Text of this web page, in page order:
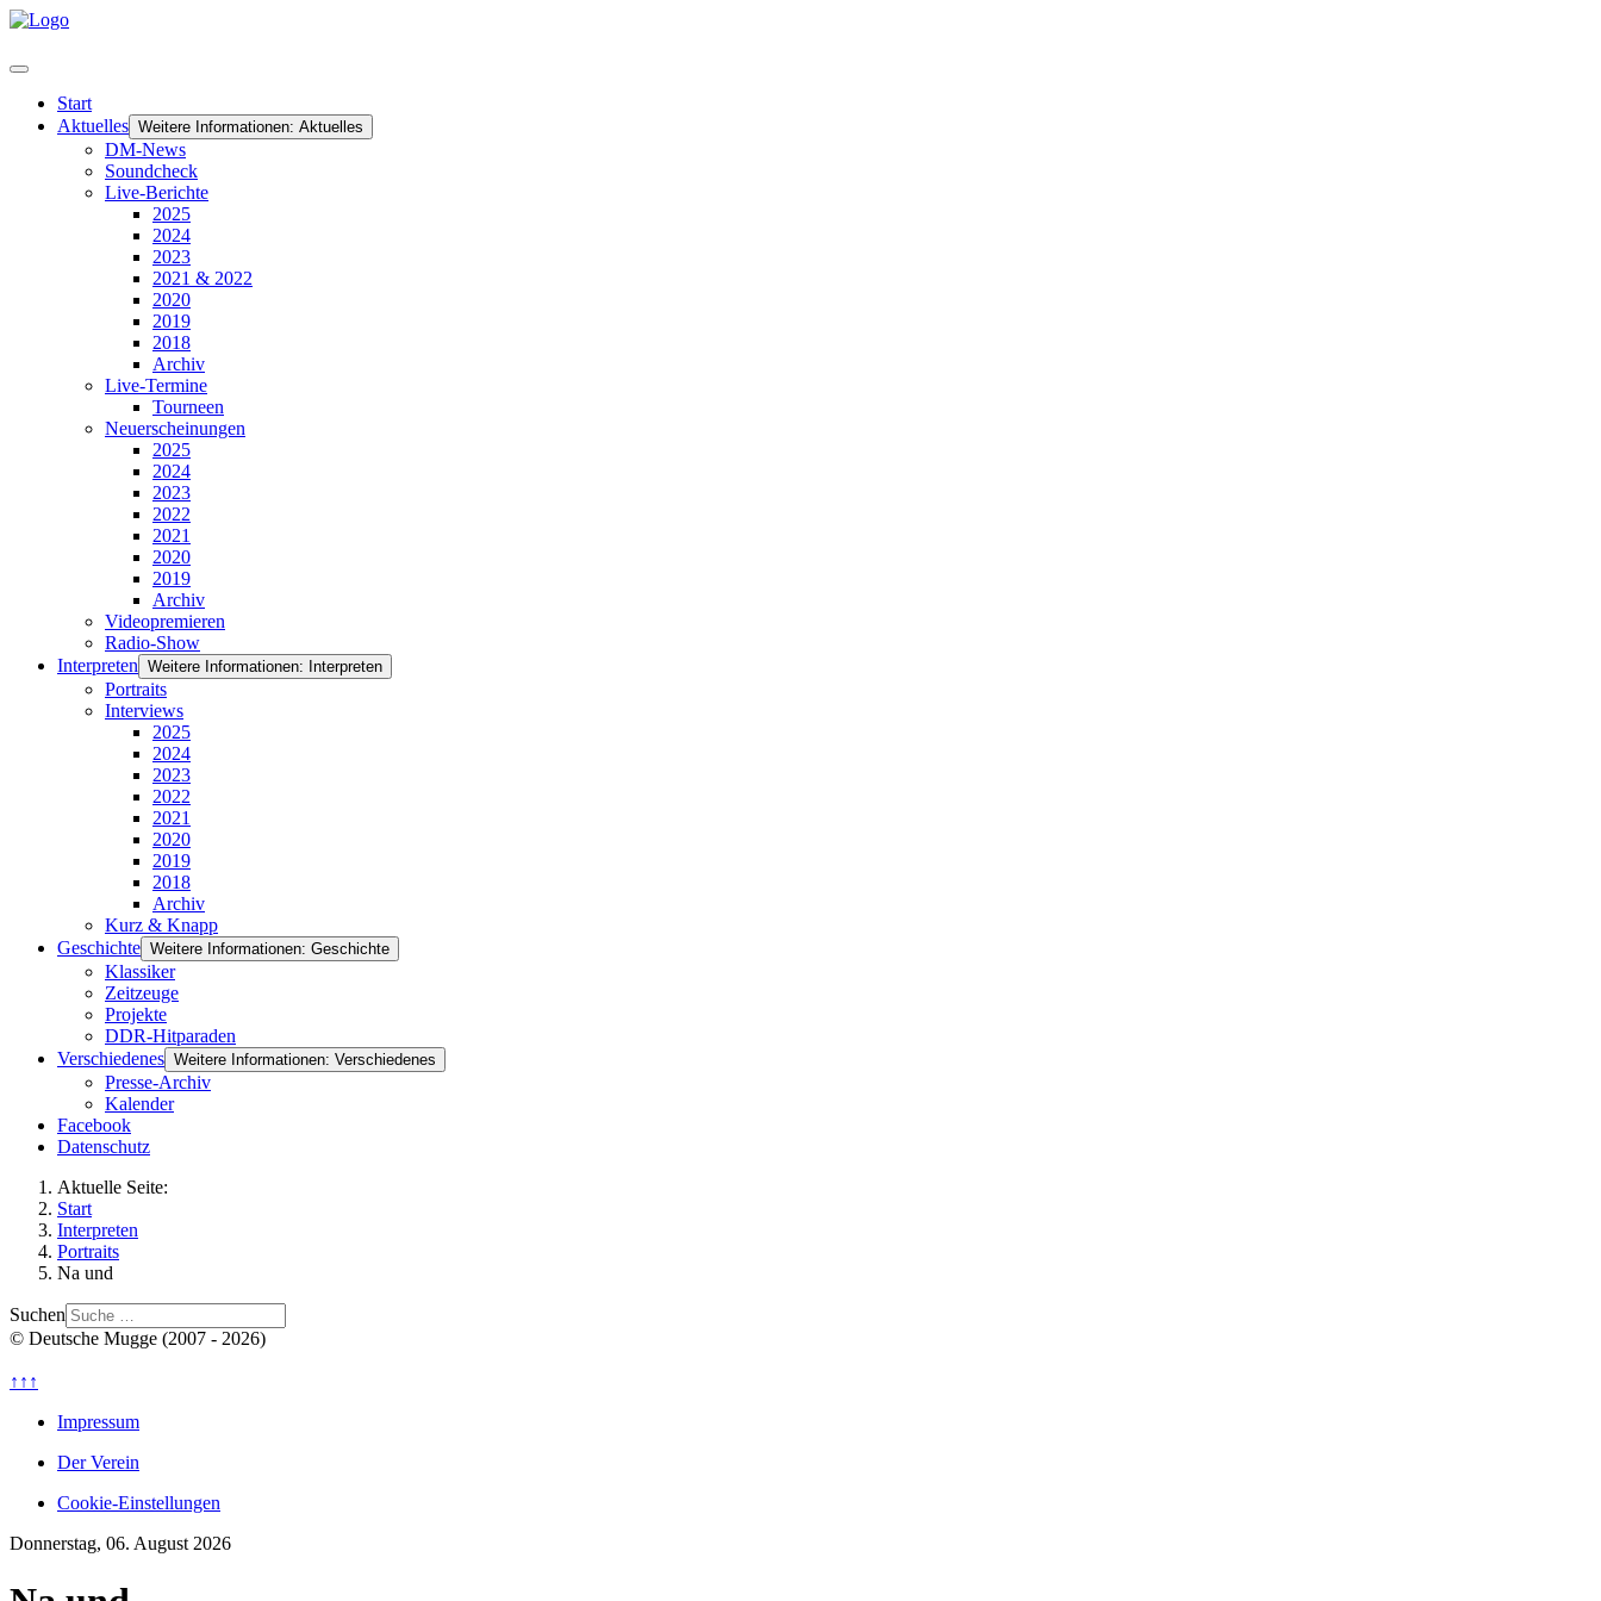
Start
Aktuelles Weitere Informationen: Aktuelles
DM-News
Soundcheck
Live-Berichte
2025
2024
2023
2021 & 2022
2020
2019
2018
Archiv
Live-Termine
Tourneen
Neuerscheinungen
2025
2024
2023
2022
2021
2020
2019
Archiv
Videopremieren
Radio-Show
Interpreten Weitere Informationen: Interpreten
Portraits
Interviews
2025
2024
2023
2022
2021
2020
2019
2018
Archiv
Kurz & Knapp
Geschichte Weitere Informationen: Geschichte
Klassiker
Zeitzeuge
Projekte
DDR-Hitparaden
Verschiedenes Weitere Informationen: Verschiedenes
Presse-Archiv
Kalender
Facebook
Datenschutz
Aktuelle Seite:
Start
Interpreten
Portraits
Na und
Suchen
© Deutsche Mugge (2007 - 2026)
↑↑↑
Impressum
Der Verein
Cookie-Einstellungen
Donnerstag, 06. August 2026